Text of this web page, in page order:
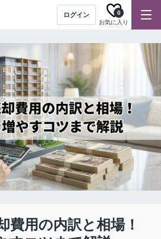
ログイン
お気に入り
0
費用の内訳と相場！